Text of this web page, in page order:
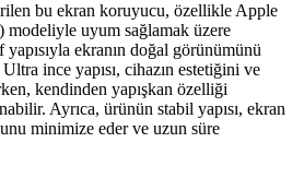
bu ekran koruyucu, özellikle Apple
uyum sağlamak üzere
yapısıyla ekranın doğal görünümünü
ince yapısı, cihazın estetiğini ve
kendinden yapışkan özelliği
Ayrıca, ürünün stabil yapısı, ekran
minimize eder ve uzun süre